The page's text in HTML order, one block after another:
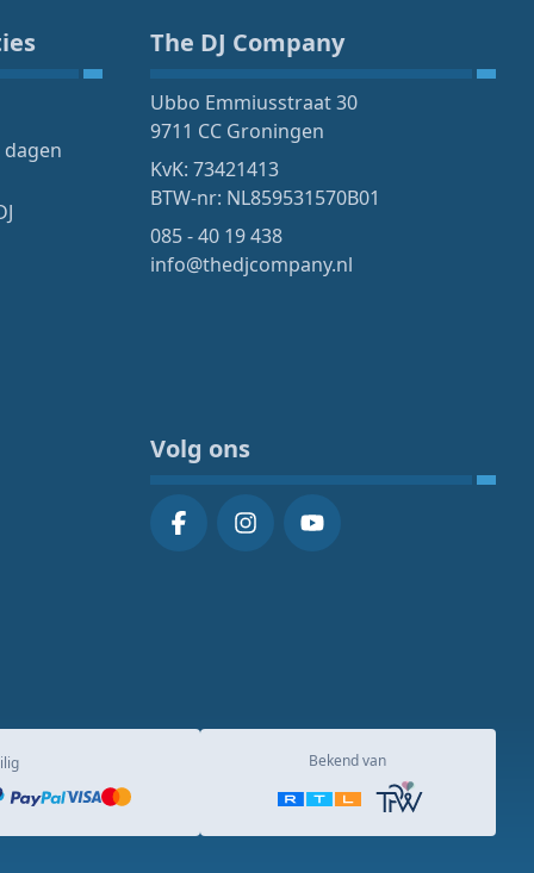
The DJ Company
Ubbo Emmiusstraat 30
9711 CC Groningen
KvK: 73421413
BTW-nr: NL859531570B01
085 - 40 19 438
info@thedjcompany.nl
Volg ons
Bekend van